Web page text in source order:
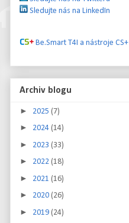
Sledujte nás na LinkedIn
Be.Smart T4I a nástroje CS+
Archiv blogu
► 2025 (7)
► 2024 (14)
► 2023 (33)
► 2022 (18)
► 2021 (16)
► 2020 (26)
► 2019 (24)